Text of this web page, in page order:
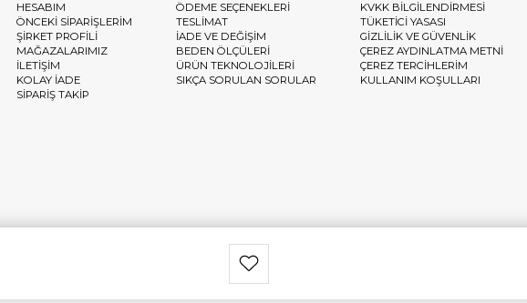
HESABIM
ÖNCEKİ SİPARİŞLERİM
ŞİRKET PROFİLİ
MAĞAZALARIMIZ
İLETİŞİM
KOLAY İADE
SİPARİŞ TAKİP
ÖDEME SEÇENEKLERİ
TESLİMAT
İADE VE DEĞİŞİM
BEDEN ÖLÇÜLERİ
ÜRÜN TEKNOLOJİLERİ
SIKÇA SORULAN SORULAR
KVKK BİLGİLENDİRMESİ
TÜKETİCİ YASASI
GİZLİLİK VE GÜVENLİK
ÇEREZ AYDINLATMA METNİ
ÇEREZ TERCİHLERİM
KULLANIM KOŞULLARI